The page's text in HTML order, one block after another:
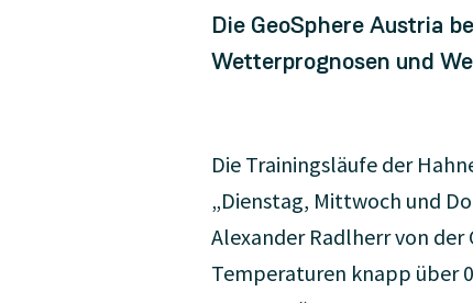
Die GeoSphere Austria
Wetterprognosen und
Die Trainingsläufe der
„Dienstag, Mittwoch und
Alexander Radlherr von der
Temperaturen knapp über